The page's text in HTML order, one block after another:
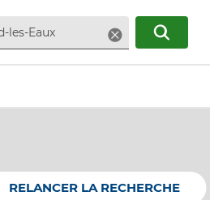
Supprimer
RELANCER LA RECHERCHE